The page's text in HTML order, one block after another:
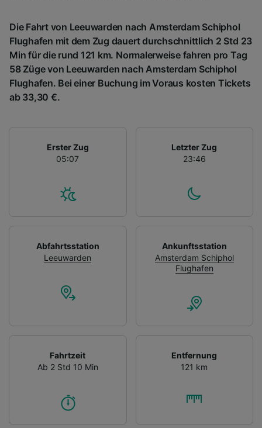
Die Fahrt von Leeuwarden nach Amsterdam Schiphol
Flughafen mit dem Zug dauert durchschnittlich 2 Std 23
Min für die rund 121 km. Normalerweise fahren pro Tag
58 Züge von Leeuwarden nach Amsterdam Schiphol
Flughafen. Bei einer Buchung im Voraus kosten Tickets
ab 33,30 €.
Erster Zug
05:07
Letzter Zug
23:46
Abfahrtsstation
Leeuwarden
Ankunftsstation
Amsterdam Schiphol
Flughafen
Fahrtzeit
Ab 2 Std 10 Min
Entfernung
121 km